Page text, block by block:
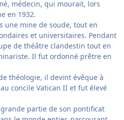
médecin, qui mourait, lors
en 1932.
une mine de soude, tout en
et universitaires. Pendant
de théâtre clandestin tout en
Il fut ordonné prêtre en
théologie, il devint évêque à
concile Vatican II et fut élevé
partie de son pontificat